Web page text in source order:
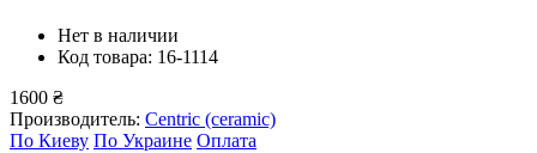
Нет в наличии
Код товара: 16-1114
1600 ₴
Производитель: Centric (ceramic)
По Киеву По Украине Оплата